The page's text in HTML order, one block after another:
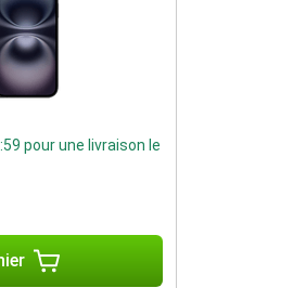
pour une livraison le